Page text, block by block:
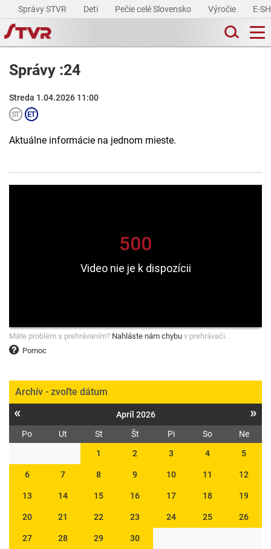
Správy STVR Deti Pečie celé Slovensko Výročie E-
Správy :24
Streda 1.04.2026 11:00
Aktuálne informácie na jednom mieste.
Pomoc
Máte problém s prehrávaním? Nahláste nám chybu v prehrávači.
Archív - zvoľte dátum
« Apríl 2026 »
Po Ut St Št Pi So
Ne
1
2 3 4 5
6 7 8 9 10 11 12
13 14 15 16 17 18 19
20 21 22 23 24 25 26
27 28 29 30